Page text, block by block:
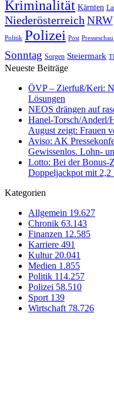
Kriminalität Kärnten
Niederösterreich NRW
Politik Polizei Post Presseschau
Sonntag Sorgen Steiermark
Neueste Beiträge
ÖVP – Zierfuß/Keri:
Lösungen
NEOS drängen auf
Hanel-Torsch/Anderl/
August zeigt: Frauen
Aviso: AK
Gewissenlos. Lohn-
Lotto: Bei der Bonus-
Doppeljackpot mit
Kategorien
Allgemein 19.627
Chronik 63.143
Finanzen 12.585
Karriere 491
Kultur 20.041
Medien 1.855
Politik 114.257
Polizei 58.510
Sport 139
Wirtschaft 78.726